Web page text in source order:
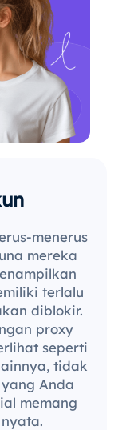
menerus
mereka
terlalu
diblokir.
proxy
seperti
tidak
Anda
memang